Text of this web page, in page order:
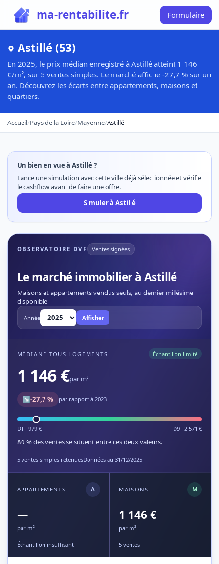
ma-rentabilite.fr Formulaire
Astillé (53)
En 2025, le prix médian enregistré à Astillé atteint 1 146
€/m², sur 5 ventes simples. Le marché affiche -27,7 % sur un
an. Découvrez les écarts entre appartements, maisons et
quartiers.
Accueil/Pays de la Loire/Mayenne/Astillé
Un bien en vue à Astillé ?
Lance une simulation avec cette ville déjà sélectionnée et vérifie
le cashflow avant de faire une offre.
Simuler à Astillé
OBSERVATOIRE DVF Ventes signées
Le marché immobilier à Astillé
Maisons et appartements vendus seuls, au dernier millésime
disponible
Année Afficher
MÉDIANE TOUS LOGEMENTS Échantillon limité
1 146 €par m²
↘-27,7 % par rapport à 2023
D1 · 979 € D9 · 2 571 €
80 % des ventes se situent entre ces deux valeurs.
5 ventes simples retenuesDonnées au 31/12/2025
APPARTEMENTS A
—
par m²
Échantillon insuffisant
MAISONS M
1 146 €
par m²
5 ventes